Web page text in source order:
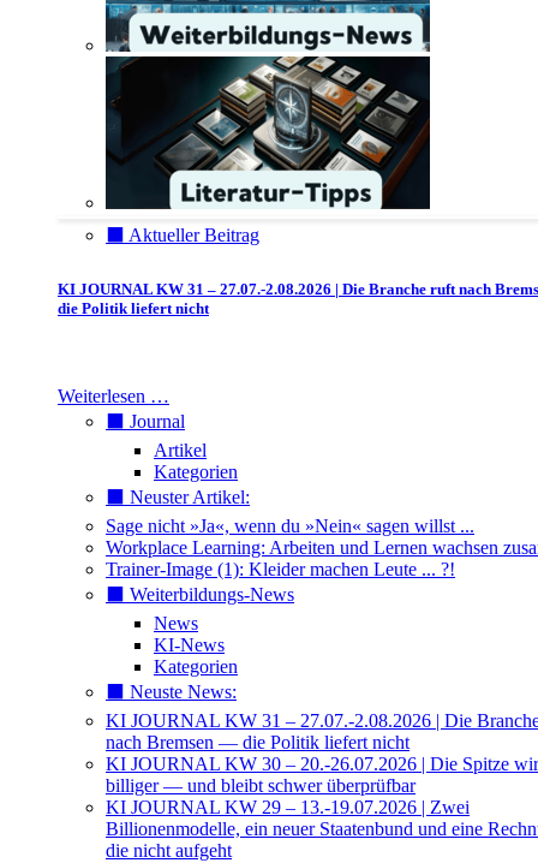
⬛️ Aktueller Beitrag
KI JOURNAL KW 31 – 27.07.-2.08.2026 | Die Branche ruft nach
die Politik liefert nicht
Weiterlesen …
⬛️ Journal
Artikel
Kategorien
⬛️ Neuster Artikel:
Sage nicht »Ja«, wenn du »Nein« sagen willst ...
Workplace Learning: Arbeiten und Lernen wachsen
Trainer-Image (1): Kleider machen Leute ... ?!
⬛️ Weiterbildungs-News
News
KI-News
Kategorien
⬛️ Neuste News:
KI JOURNAL KW 31 – 27.07.-2.08.2026 | Die
nach Bremsen — die Politik liefert nicht
KI JOURNAL KW 30 – 20.-26.07.2026 | Die Spitze
billiger — und bleibt schwer überprüfbar
KI JOURNAL KW 29 – 13.-19.07.2026 | Zwei
Billionenmodelle, ein neuer Staatenbund und eine
die nicht aufgeht